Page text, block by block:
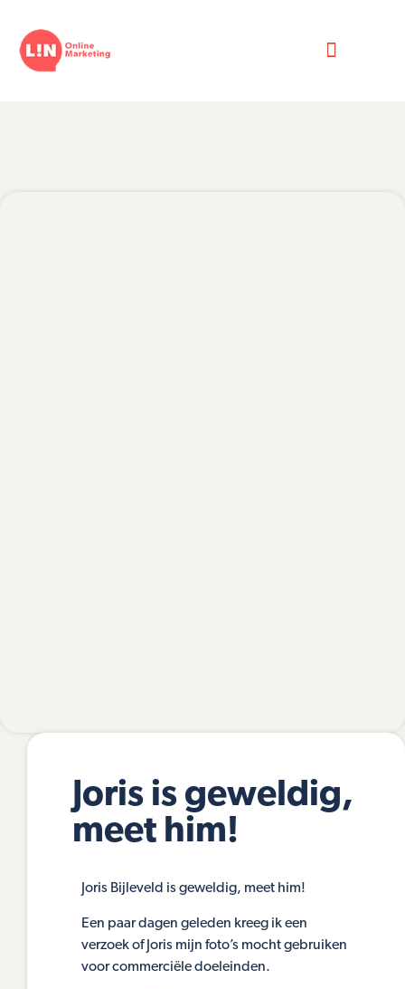
Joris is geweldig,
meet him!
Joris Bijleveld is geweldig, meet him!
Een paar dagen geleden kreeg ik een
verzoek of Joris mijn foto’s mocht gebruiken
voor commerciële doeleinden.